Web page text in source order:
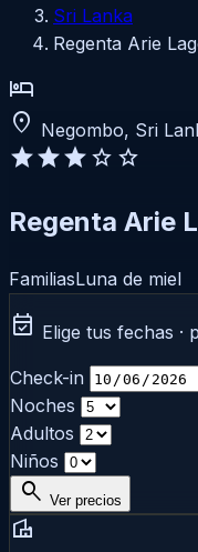
Sri Lanka
Regenta Arie
hotel
location_on Negombo, Sri
starstarstarstar star
Regenta Arie
FamiliasLuna de miel
event_available Elige tus fechas ·
Check-in
Noches
Adultos
Niños
search Ver precios
villa